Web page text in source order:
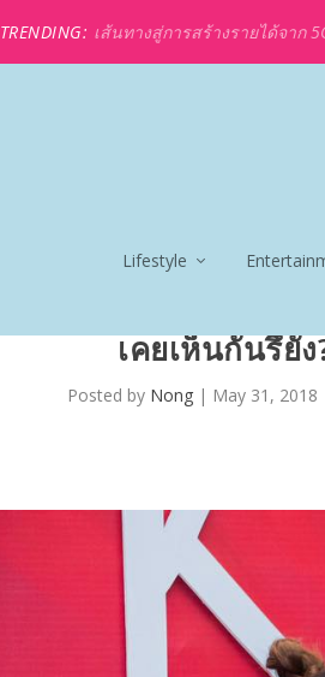
TRENDING: เส้นทางสู่การสร้างรายได้จาก
Lifestyle
เคยเห็นกันรึยั
Posted by Nong | May 31, 2018